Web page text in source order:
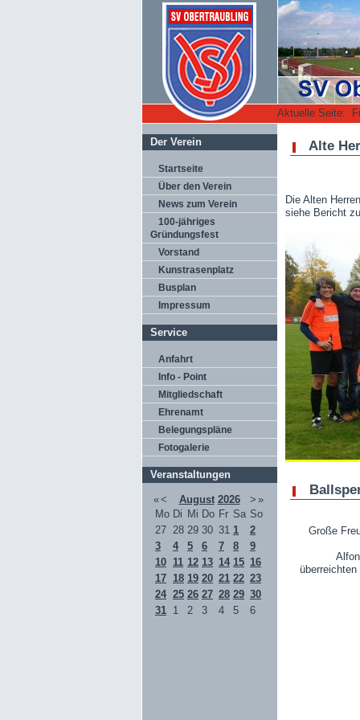
Aktuelle Seite:
Der Verein
Startseite
Über den Verein
News zum Verein
100-jähriges
Gründungsfest
Vorstand
Kunstrasenplatz
Busplan
Impressum
Service
Anfahrt
Info - Point
Mitgliedschaft
Ehrenamt
Belegungspläne
Fotogalerie
Veranstaltungen
«< August 2026 > »
Mo Di Mi Do Fr Sa So
27 28 29 30 31 1
2
3
4 5 6 7 8
9
10 11 12 13 14 15 16
17 18 19 20 21 22 23
24 25 26 27 28 29 30
31 1 2 3 4 5 6
Alte
Die Alten
siehe Bericht
Große